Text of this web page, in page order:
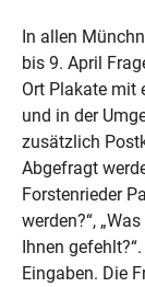
In allen
bis 9. April
Ort Plakate mit
und in der
zusätzlich
Abgefragt
Forstenrieder
werden?“,
Ihnen
Eingaben. Die